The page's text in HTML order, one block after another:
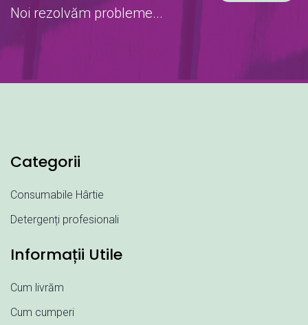
Noi rezolvăm probleme...
Categorii
Consumabile Hârtie
Detergenți profesionali
Informații Utile
Cum livrăm
Cum cumperi